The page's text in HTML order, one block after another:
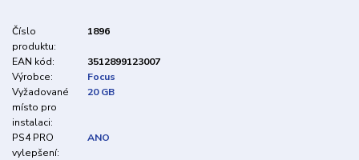
Číslo
produktu:
1896
EAN kód:
3512899123007
Výrobce:
Focus
Vyžadované
místo pro
instalaci:
20 GB
PS4 PRO
vylepšení:
ANO